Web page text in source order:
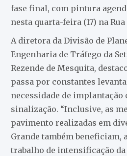
fase final, com pintura
nesta quarta-feira (17) na
A diretora da Divisão de
Engenharia de Tráfego da
Rezende de Mesquita,
passa por constantes
necessidade de implantação
sinalização. “Inclusive, as
pavimento realizadas em
Grande também beneficiam,
trabalho de intensificação